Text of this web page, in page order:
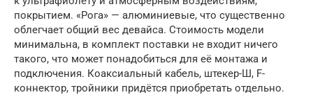
покрытием. «Рога» — алюминиевые, что существенно
облегчает общий вес девайса. Стоимость модели
минимальна, в комплект поставки не входит ничего
такого, что может понадобиться для её монтажа и
подключения. Коаксиальный кабель, штекер-Ш, F-
коннектор, тройники придётся приобретать отдельно.